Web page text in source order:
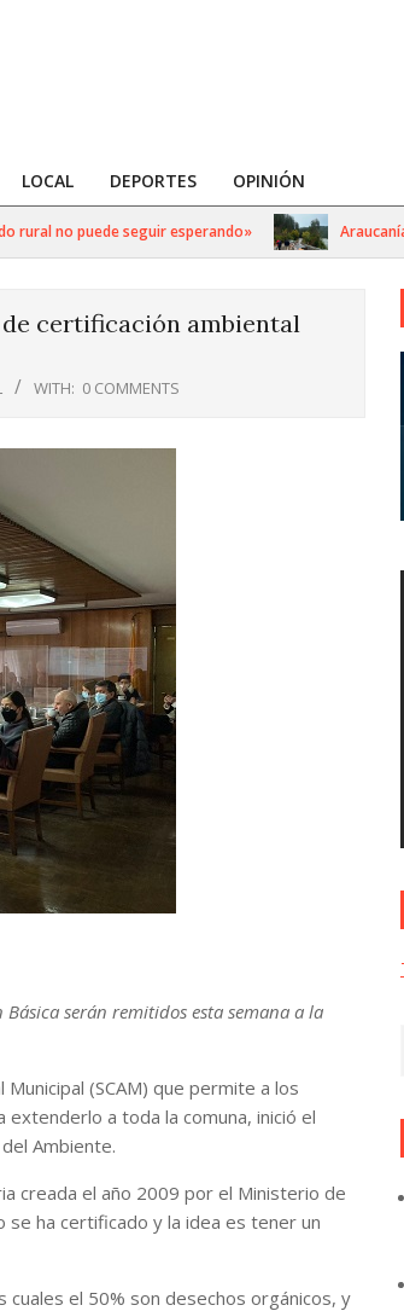
LOCAL DEPORTES OPINIÓN
no puede seguir esperando» Araucanía:
certificación ambiental
WITH: 0 COMMENTS
serán remitidos esta semana a la
(SCAM) que permite a los
a toda la comuna, inició el
Ambiente.
creada el año 2009 por el Ministerio de
se ha certificado y la idea es tener un
el 50% son desechos orgánicos, y